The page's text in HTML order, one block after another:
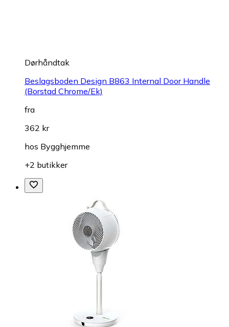
Dørhåndtak
Beslagsboden Design B863 Internal Door Handle
(Borstad Chrome/Ek)
fra
362 kr
hos Bygghjemme
+2 butikker